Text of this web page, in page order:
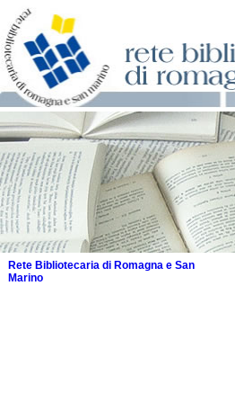
Rete Bibliotecaria di Romagna e San
Marino